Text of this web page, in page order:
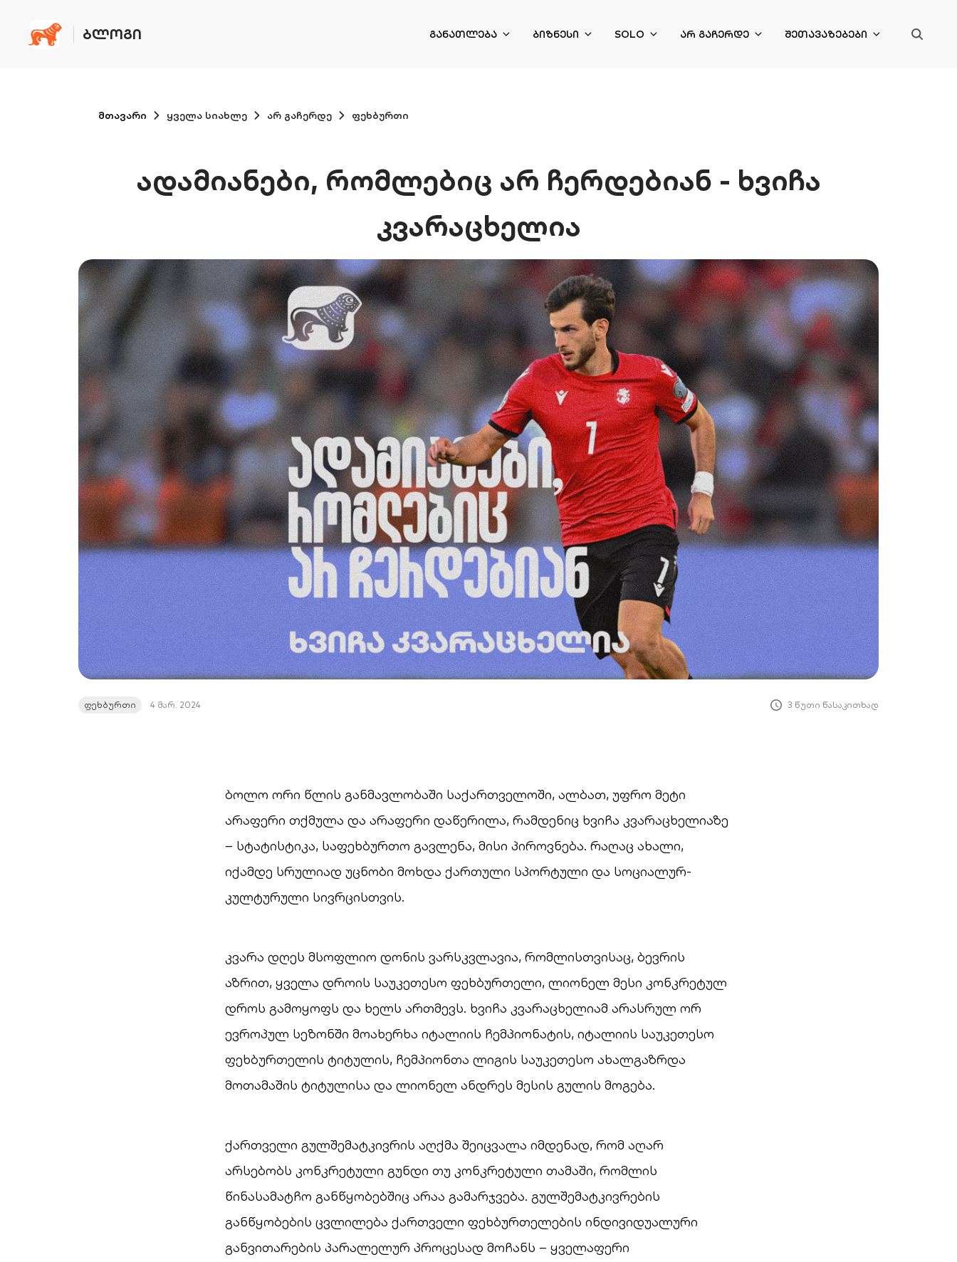
ᲑᲚᲝᲒᲘ ᲒᲐᲜᲐᲗᲚᲔᲑᲐ ᲑᲘᲖᲜᲔᲡᲘ SOLO ᲐᲠ ᲒᲐᲩᲔᲠᲓᲔ ᲨᲔᲗᲐᲕᲐᲖᲔᲑᲔᲑᲘ
მთავარი ყველა სიახლე არ გაჩერდე ფეხბურთი
ადამიანები, რომლებიც არ ჩერდებიან - ხვიჩა
კვარაცხელია
ფეხბურთი 4 მარ. 2024 3 წუთი წასაკითხად
ბოლო ორი წლის განმავლობაში საქართველოში, ალბათ, უფრო მეტი
არაფერი თქმულა და არაფერი დაწერილა, რამდენიც ხვიჩა კვარაცხელიაზე
– სტატისტიკა, საფეხბურთო გავლენა, მისი პიროვნება. რაღაც ახალი,
იქამდე სრულიად უცნობი მოხდა ქართული სპორტული და სოციალურ-
კულტურული სივრცისთვის.
კვარა დღეს მსოფლიო დონის ვარსკვლავია, რომლისთვისაც, ბევრის
აზრით, ყველა დროის საუკეთესო ფეხბურთელი, ლიონელ მესი კონკრეტულ
დროს გამოყოფს და ხელს ართმევს. ხვიჩა კვარაცხელიამ არასრულ ორ
ევროპულ სეზონში მოახერხა იტალიის ჩემპიონატის, იტალიის საუკეთესო
ფეხბურთელის ტიტულის, ჩემპიონთა ლიგის საუკეთესო ახალგაზრდა
მოთამაშის ტიტულისა და ლიონელ ანდრეს მესის გულის მოგება.
ქართველი გულშემატკივრის აღქმა შეიცვალა იმდენად, რომ აღარ
არსებობს კონკრეტული გუნდი თუ კონკრეტული თამაში, რომლის
წინასამატჩო განწყობებშიც არაა გამარჯვება. გულშემატკივრების
განწყობების ცვლილება ქართველი ფეხბურთელების ინდივიდუალური
განვითარების პარალელურ პროცესად მოჩანს – ყველაფერი